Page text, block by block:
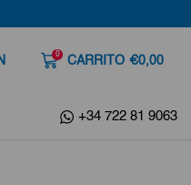
0 CARRITO €0,00
+34 722 81 9063